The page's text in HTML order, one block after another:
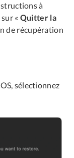
à
« Quitter la
de récupération
sélectionnez